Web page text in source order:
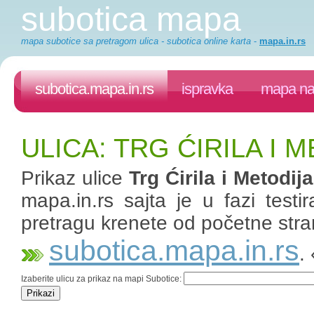
subotica mapa
mapa subotice sa pretragom ulica - subotica online karta - mapa.in.rs
subotica.mapa.in.rs ispravka mapa
ULICA: TRG ĆIRILA I
Prikaz ulice Trg Ćirila i Metodija
mapa.in.rs sajta je u fazi
pretragu krenete od početne
subotica.mapa.in.rs.
Izaberite ulicu za prikaz na mapi Subotice: